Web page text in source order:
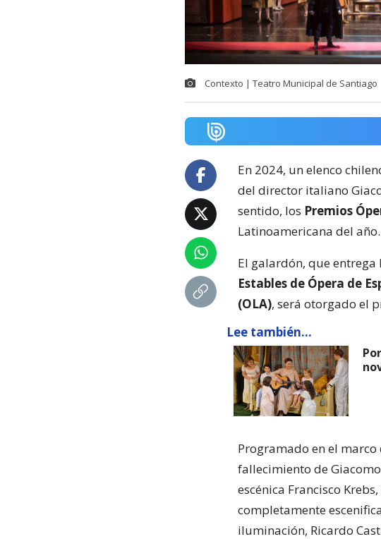
Contexto | Teatro Municipal de Santiago
En 2024, un elenco
del director italiano
sentido, los Premios
Latinoamericana del año.
El galardón, que entrega
Estables de Ópera de
(OLA), será otorgado el
Lee también...
Programado en el
fallecimiento de
escénica Francisco
completamente
iluminación, Ricardo